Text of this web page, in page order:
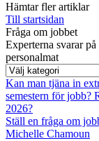
Hämtar fler artiklar
Till startsidan
Fråga om jobbet
Experterna svarar
personalmat
Kan man tjäna in
semestern för jobb?
2026?
Ställ en fråga om
Michelle Chamoun